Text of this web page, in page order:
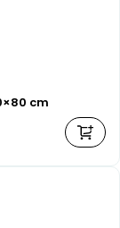
cm